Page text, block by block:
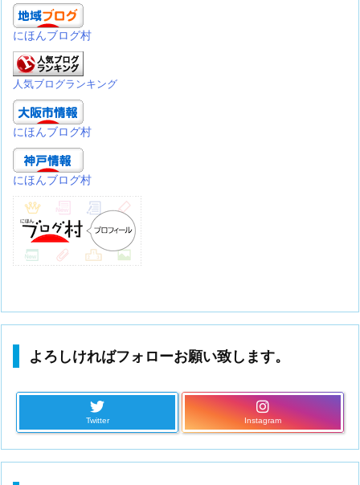
にほんブログ村
人気ブログランキング
にほんブログ村
にほんブログ村
よろしければフォローお願い致します。
Twitter Instagram